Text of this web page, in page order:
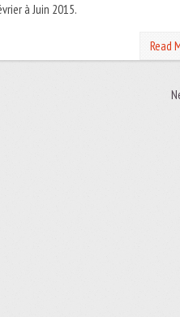
à Juin 2015.
Read